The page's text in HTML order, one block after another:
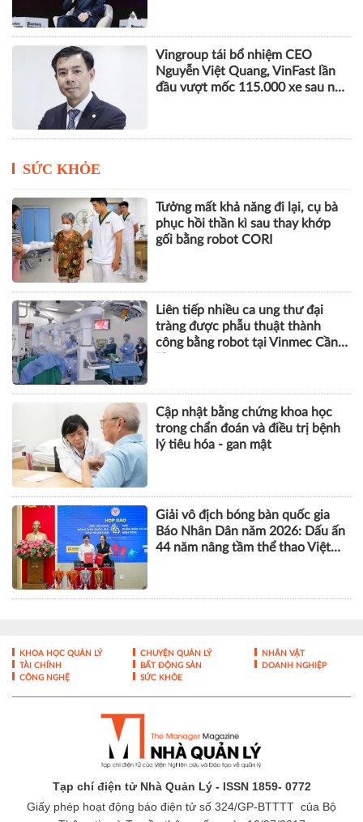
Vingroup tái bổ nhiệm CEO
Nguyễn Việt Quang, VinFast lần
đầu vượt mốc 115.000 xe sau nửa
SỨC KHỎE
Tưởng mất khả năng đi lại, cụ bà
phục hồi thần kì sau thay khớp
gối bằng robot CORI
Liên tiếp nhiều ca ung thư đại
tràng được phẫu thuật thành
công bằng robot tại Vinmec Cần
Cập nhật bằng chứng khoa học
trong chẩn đoán và điều trị bệnh
lý tiêu hóa - gan mật
Giải vô địch bóng bàn quốc gia
Báo Nhân Dân năm 2026: Dấu ấn
44 năm nâng tầm thể thao Việt
KHOA HỌC QUẢN LÝ CHUYỆN QUẢN LÝ
NHÂN VẬT
TÀI CHÍNH
BẤT ĐỘNG SẢN
DOANH NGHIỆP
CÔNG NGHỆ
SỨC KHỎE
Tạp chí điện tử Nhà Quản Lý - ISSN 1859- 0772
Giấy phép hoạt động báo điện tử số 324/GP-BTTTT của Bộ